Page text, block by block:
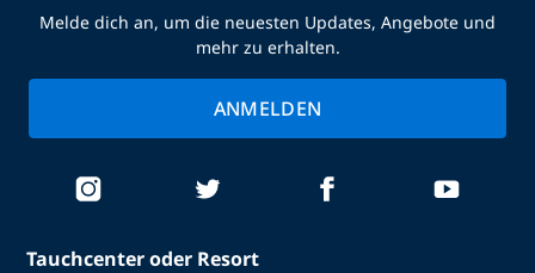
Tauchcenter oder Resort
Melde dich an, um die neuesten Updates, Angebote und
mehr zu erhalten.
ANMELDEN